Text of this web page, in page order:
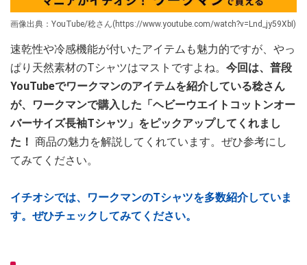
画像出典：YouTube/稔さん(https://www.youtube.com/watch?v=Lnd_jy59XbI)
速乾性や冷感機能が付いたアイテムも魅力的ですが、やっ
ぱり天然素材のTシャツはマストですよね。 今回は、普段
YouTubeでワークマンのアイテムを紹介している稔さん
が、ワークマンで購入した「ヘビーウエイトコットンオー
バーサイズ長袖Tシャツ」をピックアップしてくれまし
た！ 商品の魅力を解説してくれています。ぜひ参考にし
てみてください。
イチオシでは、ワークマンのTシャツを多数紹介していま
す。ぜひチェックしてみてください。